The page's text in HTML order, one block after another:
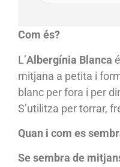
Com és?
L’Albergínia Blanca
mitjana a petita i
blanc per fora i per
S’utilitza per torrar,
Quan i com es
Se sembra de